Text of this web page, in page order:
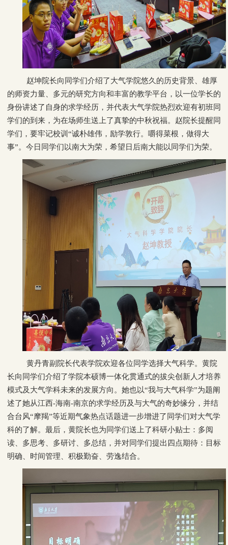
赵坤院长向同学们介绍了大气学院悠久的历史背景、雄厚
的师资力量、多元的研究方向和丰富的教学平台，以一位学长的
身份讲述了自身的求学经历，并代表大气学院热烈欢迎有初班同
学们的到来，为在场师生送上了真挚的中秋祝福。赵院长提醒同
学们，要牢记校训“诚朴雄伟，励学敦行。嚼得菜根，做得大
事”。今日同学们以南大为荣，希望日后南大能以同学们为荣。
黄丹青副院长代表学院欢迎各位同学选择大气科学。黄院
长向同学们介绍了学院本硕博一体化贯通式的拔尖创新人才培养
模式及大气学科未来的发展方向。她也以“我与大气科学”为题阐
述了她从江西-海南-南京的求学经历及与大气的奇妙缘分，并结
合台风“摩羯”等近期气象热点话题进一步增进了同学们对大气学
科的了解。最后，黄院长也为同学们送上了科研小贴士：多阅
读、多思考、多研讨、多总结，并对同学们提出四点期待：目标
明确、时间管理、积极勤奋、劳逸结合。